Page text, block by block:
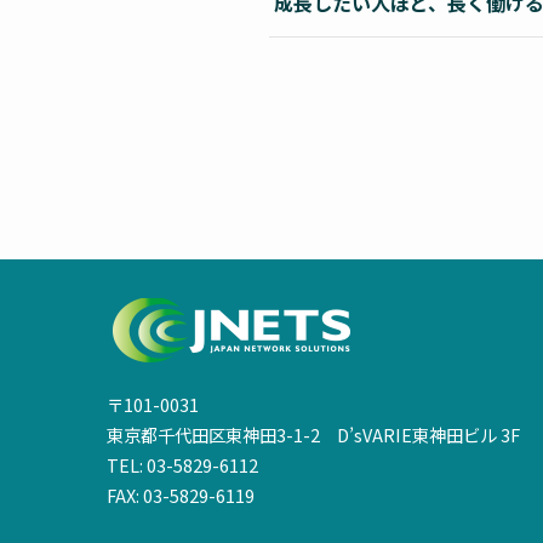
〒101-0031
東京都千代田区東神田3-1-2 D’sVARIE東神田ビル 3F
TEL: 03-5829-6112
FAX: 03-5829-6119